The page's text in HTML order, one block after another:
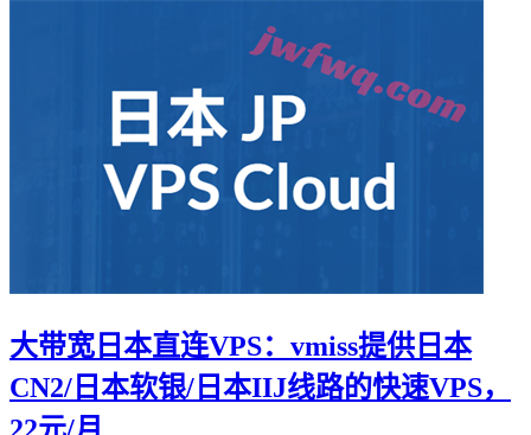
大带宽日本直连VPS：vmiss提供日本
CN2/日本软银/日本IIJ线路的快速VPS，